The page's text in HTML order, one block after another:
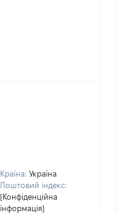
Країна: Україна
Поштовий індекс:
[Конфіденційна
інформація]